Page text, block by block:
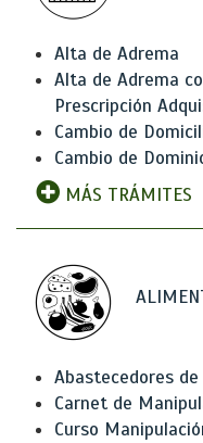
Alta de Adrema
Alta de Adrema
Prescripción
Cambio de
Cambio de
MÁS TRÁMITES
Abastecedores
Carnet de
Curso